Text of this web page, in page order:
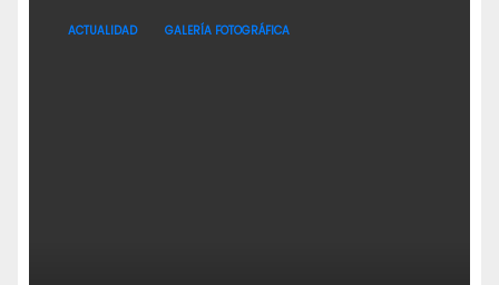
ACTUALIDAD GALERÍA FOTOGRÁFICA